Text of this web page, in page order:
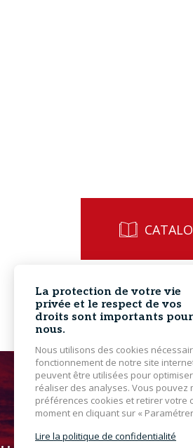
La protection de votre vie
privée et le respect de vos
droits sont importants pour
nous.
Nous utilisons des cookies
fonctionnement de notre site
peuvent être utilisées pour
réaliser des analyses. Vous pouvez
préférences cookies et retirer votre
moment en cliquant sur «
Lire la politique de confidentialité